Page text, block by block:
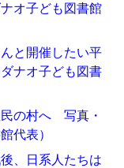
オ子ども図書館
と開催したい平
ナオ子ども図書
の村へ 写真・
代表）
、日系人たちは